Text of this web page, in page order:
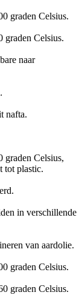
graden Celsius.
graden Celsius.
naar
nafta.
graden Celsius,
tot plastic.
in verschillende
van aardolie.
graden Celsius.
graden Celsius.